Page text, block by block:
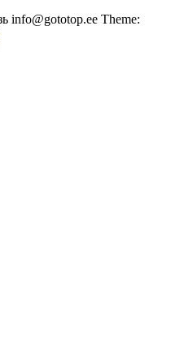
info@gototop.ee Theme: